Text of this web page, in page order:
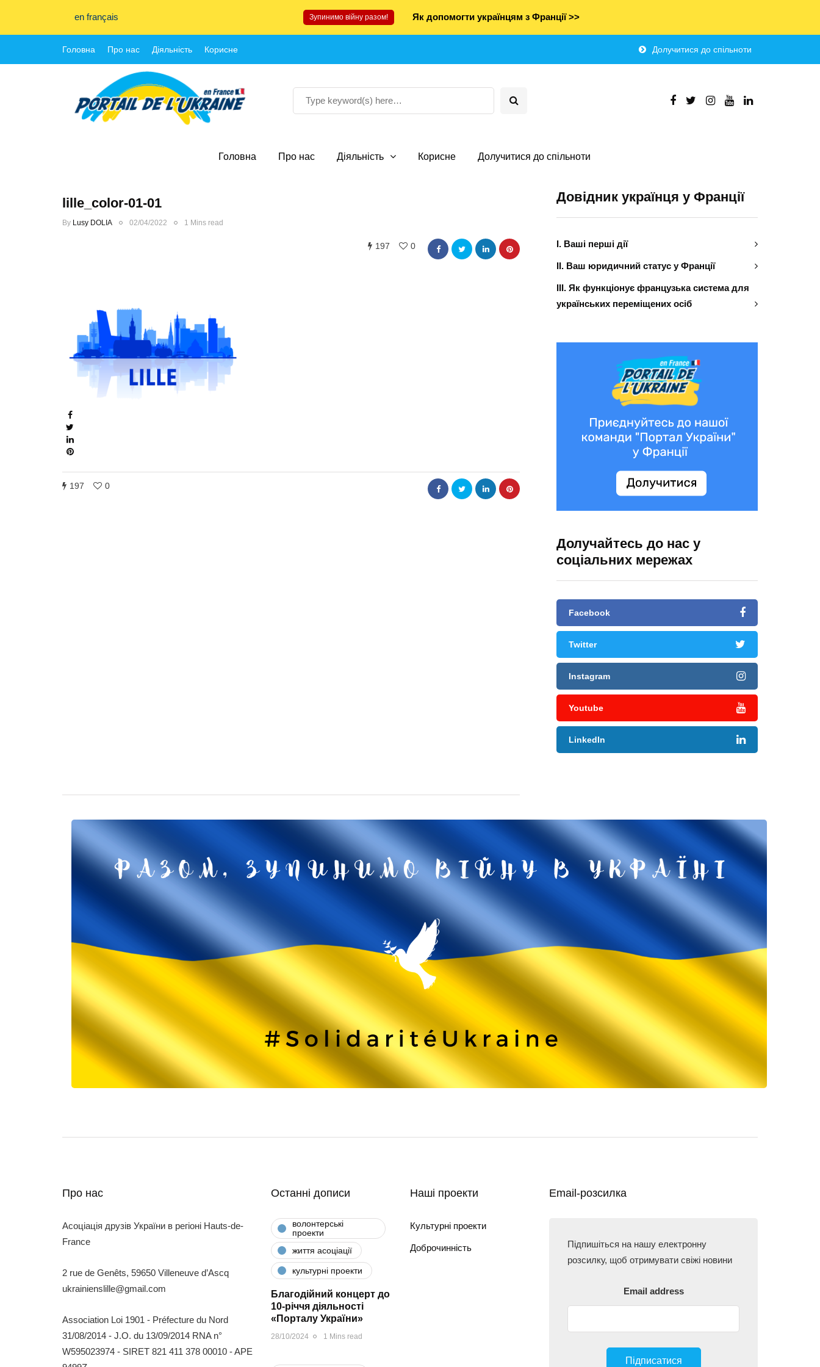
en français Зупинимо війну разом! Як допомогти українцям з Франції >>
Головна Про нас Діяльність Корисне Долучитися до спільноти
Головна Про нас Діяльність Корисне Долучитися до спільноти
lille_color-01-01
By Lusy DOLIA 02/04/2022 1 Mins read
197 0
197 0
Довідник українця у Франції
І. Ваші перші дії
ІІ. Ваш юридичний статус у Франції
ІІІ. Як функціонує французька система для
українських переміщених осіб
Долучайтесь до нас у
соціальних мережах
Facebook
Twitter
Instagram
Youtube
LinkedIn
Про нас
Асоціація друзів України в регіоні Hauts-de-
France
2 rue de Genêts, 59650 Villeneuve d’Ascq
ukrainienslille@gmail.com
Association Loi 1901 - Préfecture du Nord
31/08/2014 - J.O. du 13/09/2014 RNA n°
W595023974 - SIRET 821 411 378 00010 - APE
Останні дописи
волонтерські
проекти
життя асоціації
культурні проекти
Благодійний концерт до
10-річчя діяльності
«Порталу України»
28/10/2024 1 Mins read
Наші проекти
Культурні проекти
Доброчинність
Email-розсилка
Підпишіться на нашу електронну
розсилку, щоб отримувати свіжі новини
Email address